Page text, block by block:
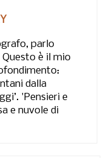
parlo
è il mio
dalla
'Pensieri e
e nuvole di